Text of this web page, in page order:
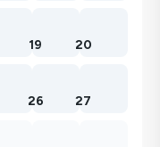
19 20
26 27